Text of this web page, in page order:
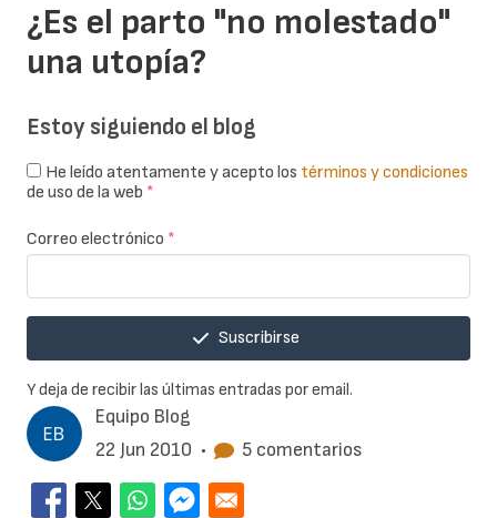
Equipo Blog
22 Jun 2010 • 5 comentarios
¿Es el parto "no molestado"
una utopía?
Estoy siguiendo el blog
He leído atentamente y acepto los términos y condiciones
de uso de la web *
Correo electrónico *
Suscribirse
Y deja de recibir las últimas entradas por email.